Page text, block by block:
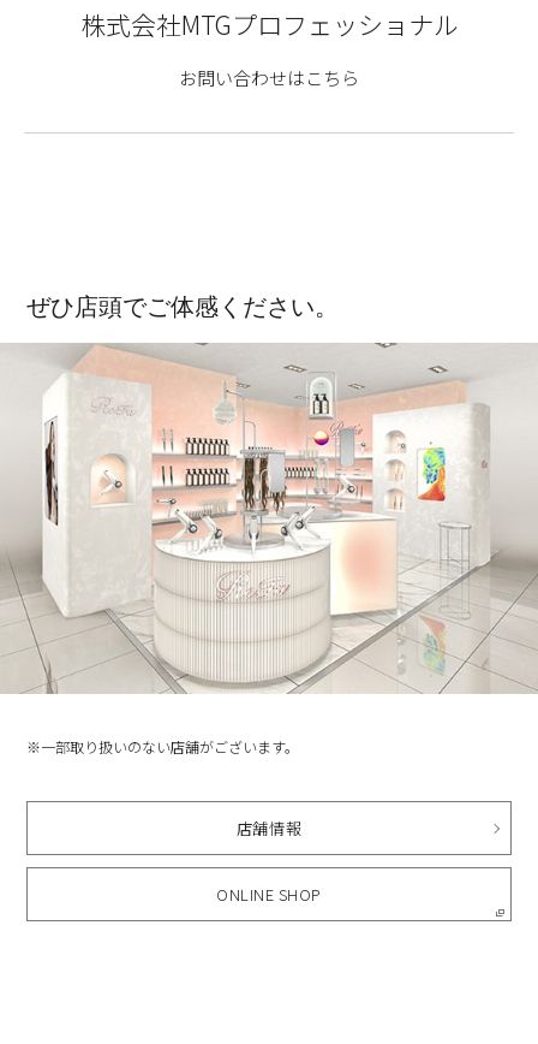
株式会社MTGプロフェッショナル
お問い合わせはこちら
ぜひ店頭でご体感ください。
※一部取り扱いのない店舗がございます。
店舗情報
ONLINE SHOP